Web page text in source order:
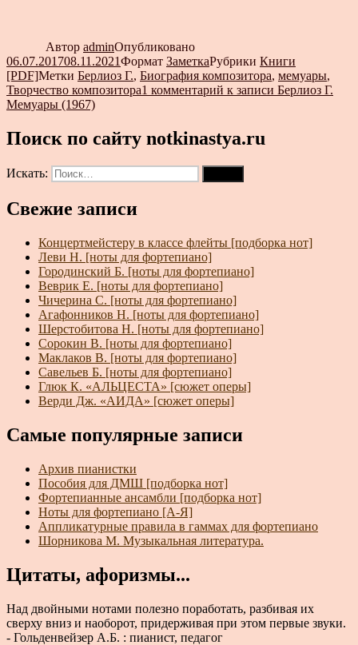
Автор adminОпубликовано
06.07.201708.11.2021Формат ЗаметкаРубрики Книги
[PDF]Метки Берлиоз Г., Биография композитора, мемуары,
Творчество композитора1 комментарий к записи Берлиоз Г.
Мемуары (1967)
Поиск по сайту notkinastya.ru
Искать:
Свежие записи
Концертмейстеру в классе флейты [подборка нот]
Леви Н. [ноты для фортепиано]
Городинский Б. [ноты для фортепиано]
Веврик Е. [ноты для фортепиано]
Чичерина С. [ноты для фортепиано]
Агафонников Н. [ноты для фортепиано]
Шерстобитова Н. [ноты для фортепиано]
Сорокин В. [ноты для фортепиано]
Маклаков В. [ноты для фортепиано]
Савельев Б. [ноты для фортепиано]
Глюк К. «АЛЬЦЕСТА» [сюжет оперы]
Верди Дж. «АИДА» [сюжет оперы]
Самые популярные записи
Архив пианистки
Пособия для ДМШ [подборка нот]
Фортепианные ансамбли [подборка нот]
Ноты для фортепиано [А-Я]
Аппликатурные правила в гаммах для фортепиано
Шорникова М. Музыкальная литература.
Цитаты, афоризмы...
Над двойными нотами полезно поработать, разбивая их
сверху вниз и наоборот, придерживая при этом первые звуки.
- Гольденвейзер А.Б. : пианист, педагог